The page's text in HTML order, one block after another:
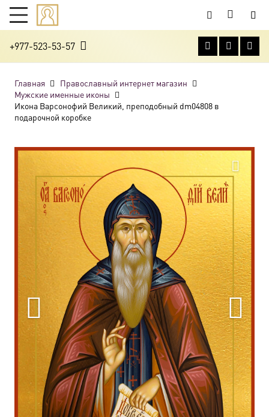
+977-523-53-57
Главная
Православный интернет магазин
Мужские именные иконы
Икона Варсонофий Великий, преподобный dm04808 в
подарочной коробке